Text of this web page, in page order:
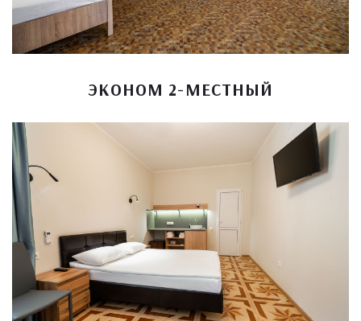
ЭКОНОМ 2-МЕСТНЫЙ